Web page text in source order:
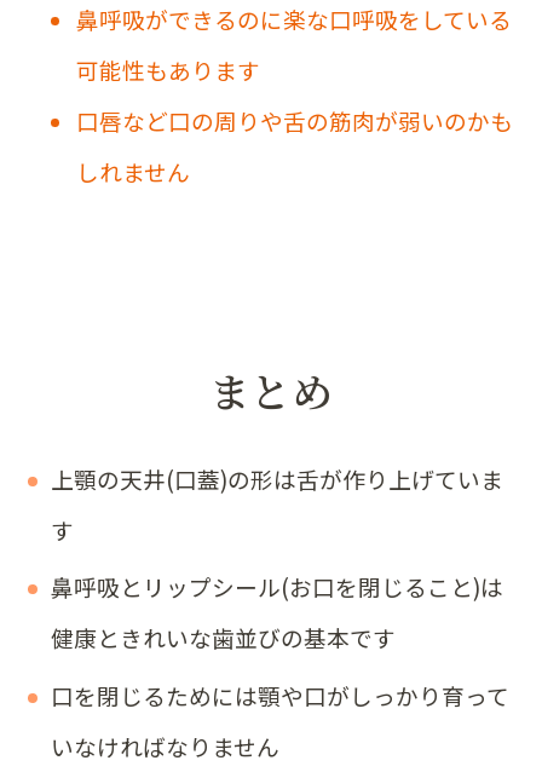
鼻呼吸ができるのに楽な口呼吸をしている
可能性もあります
口唇など口の周りや舌の筋肉が弱いのかも
しれません
まとめ
上顎の天井(口蓋)の形は舌が作り上げていま
す
鼻呼吸とリップシール(お口を閉じること)は
健康ときれいな歯並びの基本です
口を閉じるためには顎や口がしっかり育って
いなければなりません